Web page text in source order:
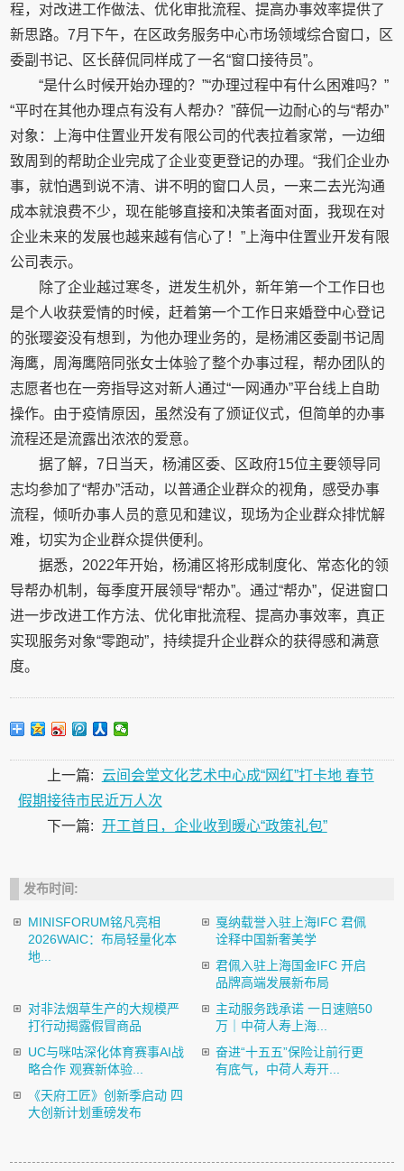
程，对改进工作做法、优化审批流程、提高办事效率提供了
新思路。7月下午，在区政务服务中心市场领域综合窗口，区
委副书记、区长薛侃同样成了一名“窗口接待员”。
“是什么时候开始办理的？”“办理过程中有什么困难吗？”
“平时在其他办理点有没有人帮办？”薛侃一边耐心的与“帮办”
对象：上海中住置业开发有限公司的代表拉着家常，一边细
致周到的帮助企业完成了企业变更登记的办理。“我们企业办
事，就怕遇到说不清、讲不明的窗口人员，一来二去光沟通
成本就浪费不少，现在能够直接和决策者面对面，我现在对
企业未来的发展也越来越有信心了！”上海中住置业开发有限
公司表示。
除了企业越过寒冬，迸发生机外，新年第一个工作日也
是个人收获爱情的时候，赶着第一个工作日来婚登中心登记
的张璎姿没有想到，为他办理业务的，是杨浦区委副书记周
海鹰，周海鹰陪同张女士体验了整个办事过程，帮办团队的
志愿者也在一旁指导这对新人通过“一网通办”平台线上自助
操作。由于疫情原因，虽然没有了颁证仪式，但简单的办事
流程还是流露出浓浓的爱意。
据了解，7日当天，杨浦区委、区政府15位主要领导同
志均参加了“帮办”活动，以普通企业群众的视角，感受办事
流程，倾听办事人员的意见和建议，现场为企业群众排忧解
难，切实为企业群众提供便利。
据悉，2022年开始，杨浦区将形成制度化、常态化的领
导帮办机制，每季度开展领导“帮办”。通过“帮办”，促进窗口
进一步改进工作方法、优化审批流程、提高办事效率，真正
实现服务对象“零跑动”，持续提升企业群众的获得感和满意
度。
上一篇: 云间会堂文化艺术中心成“网红”打卡地 春节
假期接待市民近万人次
下一篇: 开工首日，企业收到暖心“政策礼包”
发布时间:
MINISFORUM铭凡亮相
2026WAIC：布局轻量化本
地...
戛纳载誉入驻上海IFC 君佩
诠释中国新奢美学
君佩入驻上海国金IFC 开启
品牌高端发展新布局
对非法烟草生产的大规模严
打行动揭露假冒商品
主动服务践承诺 一日速赔50
万｜中荷人寿上海...
UC与咪咕深化体育赛事AI战
略合作 观赛新体验...
奋进“十五五”保险让前行更
有底气，中荷人寿开...
《天府工匠》创新季启动 四
大创新计划重磅发布